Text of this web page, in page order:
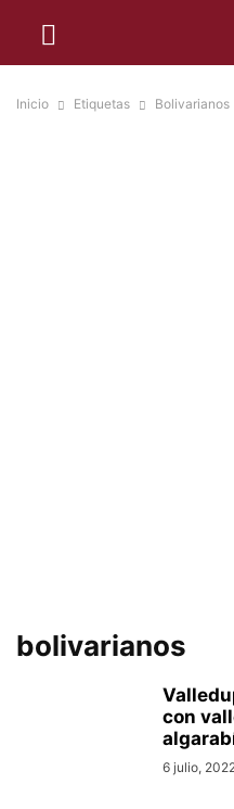
Inicio Etiquetas Bolivarianos
bolivarianos
con
6 julio,